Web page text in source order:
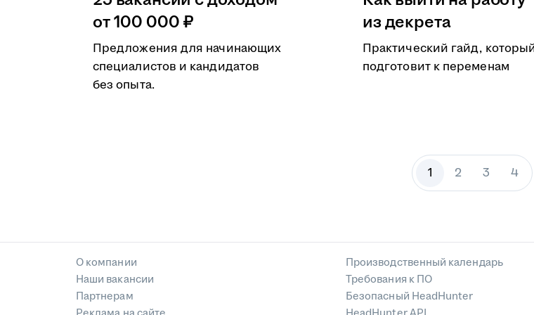
от 100 000 ₽
Предложения для начинающих
специалистов и кандидатов
без опыта.
из декрета
Практический гайд,
подготовит к переменам
1 2 3 4
О компании
Наши вакансии
Партнерам
Производственный календарь
Требования к ПО
Безопасный HeadHunter